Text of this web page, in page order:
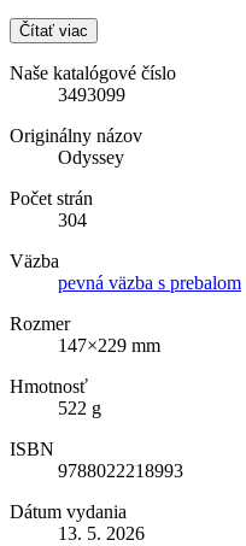
Čítať viac
Naše katalógové číslo
3493099
Originálny názov
Odyssey
Počet strán
304
Väzba
pevná väzba s prebalom
Rozmer
147×229 mm
Hmotnosť
522 g
ISBN
9788022218993
Dátum vydania
13. 5. 2026